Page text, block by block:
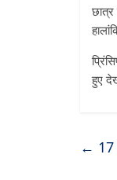
हुए
← 17